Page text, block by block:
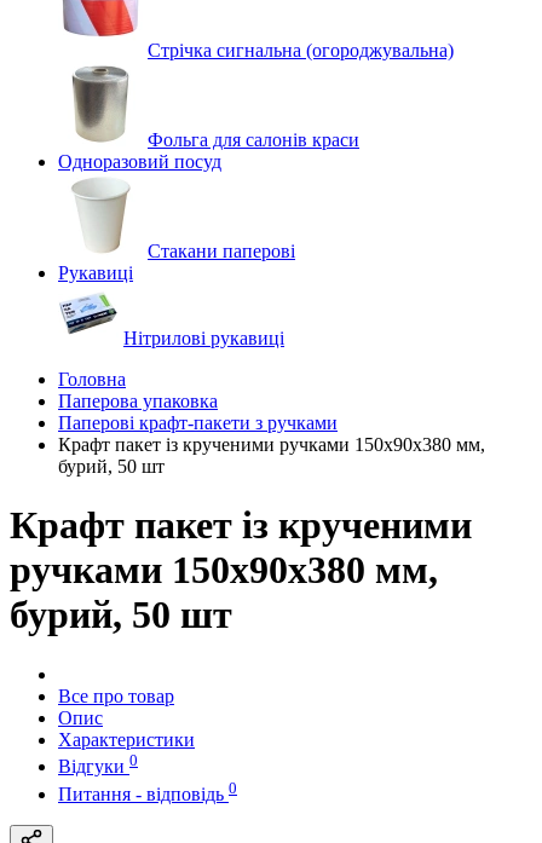
Стрічка сигнальна (огороджувальна)
Фольга для салонів краси
Одноразовий посуд
Стакани паперові
Рукавиці
Нітрилові рукавиці
Головна
Паперова упаковка
Паперові крафт-пакети з ручками
Крафт пакет із крученими ручками 150x90x380 мм,
бурий, 50 шт
Крафт пакет із крученими
ручками 150x90x380 мм,
бурий, 50 шт
Все про товар
Опис
Характеристики
Відгуки 0
Питання - відповідь 0